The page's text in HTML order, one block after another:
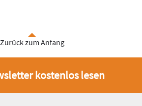
Zurück zum Anfang
kostenlos lesen